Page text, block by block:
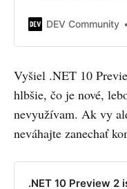
DEV Community
Vyšiel .NET 10
hlbšie, čo je nové,
nevyužívam. Ak vy
neváhajte zanechať
.NET 10 Preview 2